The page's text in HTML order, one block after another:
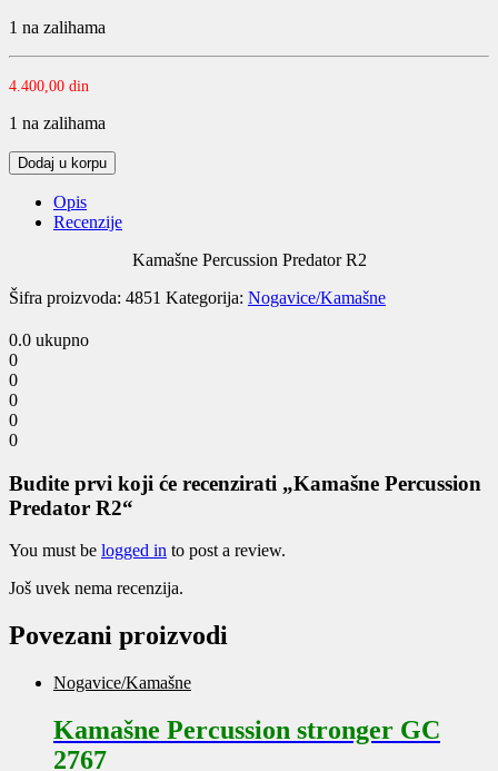
1 na zalihama
4.400,00 din
1 na zalihama
Kamašne
Percussion
Predator
Dodaj u korpu
Opis
Recenzije
Kamašne Percussion Predator R2
Šifra proizvoda: 4851 Kategorija: Nogavice/Kamašne
0.0 ukupno
0
0
0
0
0
Budite prvi koji će recenzirati „Kamašne Percussion
Predator R2“
You must be logged in to post a review.
Još uvek nema recenzija.
Povezani proizvodi
Nogavice/Kamašne
Kamašne Percussion stronger GC
2767